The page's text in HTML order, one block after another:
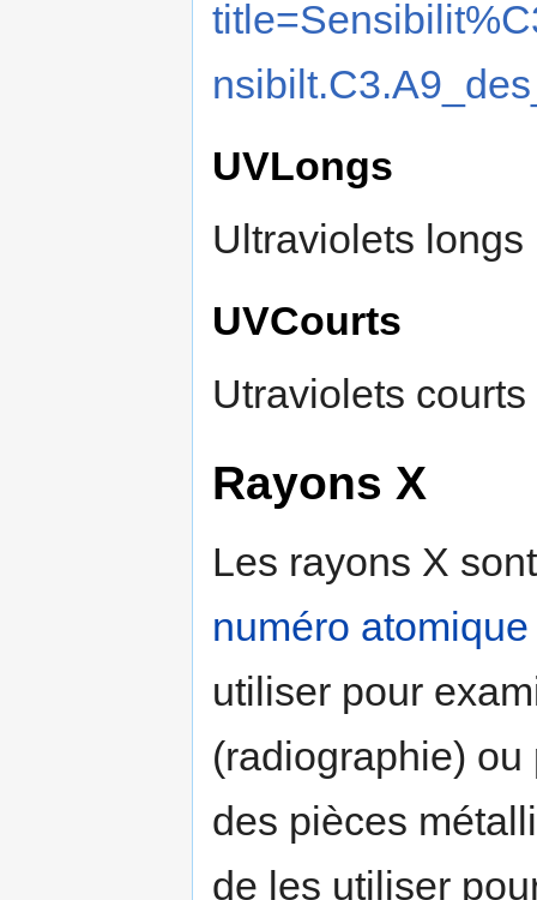
UVLongs
Ultraviolets longs
UVCourts
Utraviolets courts
Rayons X
Les rayons X
numéro atomique
utiliser pour
(radiographie)
des pièces
de les utiliser